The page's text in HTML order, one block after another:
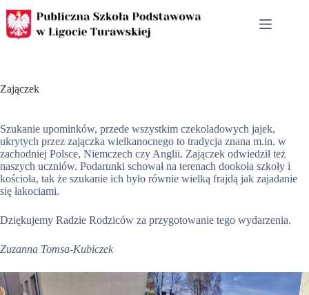
do
treści
Zajączek
Szukanie upominków, przede wszystkim czekoladowych jajek,
ukrytych przez zajączka wielkanocnego to tradycja znana m.in. w
zachodniej Polsce, Niemczech czy Anglii. Zajączek odwiedził też
naszych uczniów. Podarunki schował na terenach dookoła szkoły i
kościoła, tak że szukanie ich było równie wielką frajdą jak zajadanie
się łakociami.
Dziękujemy Radzie Rodziców za przygotowanie tego wydarzenia.
Zuzanna Tomsa-Kubiczek